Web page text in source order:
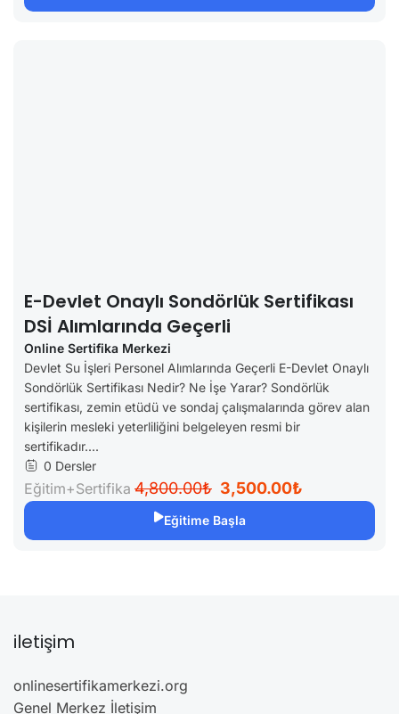
E-Devlet Onaylı Sondörlük Sertifikası
DSİ Alımlarında Geçerli
Online Sertifika Merkezi
Devlet Su İşleri Personel Alımlarında Geçerli E-Devlet Onaylı
Sondörlük Sertifikası Nedir? Ne İşe Yarar? Sondörlük
sertifikası, zemin etüdü ve sondaj çalışmalarında görev alan
kişilerin mesleki yeterliliğini belgeleyen resmi bir
sertifikadır....
0 Dersler
Eğitim+Sertifika 4,800.00₺ 3,500.00₺
Eğitime Başla
iletişim
onlinesertifikamerkezi.org
Genel Merkez İletişim